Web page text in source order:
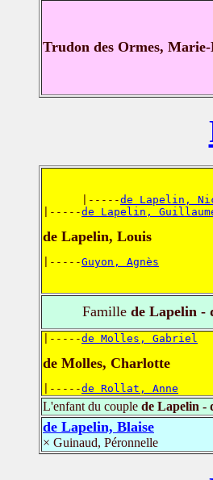
Trudon des Ormes,
      |-----
de Lapelin,
|-----de Lapelin,
de Lapelin, Louis
|-----Guyon, Agnès
Famillede Lapelin -
|-----de Molles, Gabriel
de Molles, Charlotte
|-----de Rollat, Anne
L'enfant du couple de Lapelin -
de Lapelin, Blaise
× Guinaud, Péronnelle